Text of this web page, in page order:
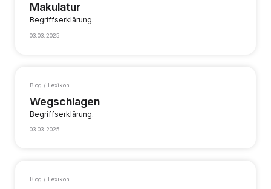
Makulatur
Begriffserklärung.
03.03.2025
Blog / Lexikon
Wegschlagen
Begriffserklärung.
03.03.2025
Blog / Lexikon